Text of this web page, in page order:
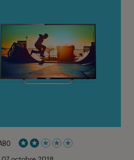
Noté 2 étoiles sur 5